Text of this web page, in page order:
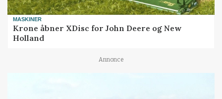
MASKINER
Krone åbner XDisc for John Deere og New
Holland
Annonce